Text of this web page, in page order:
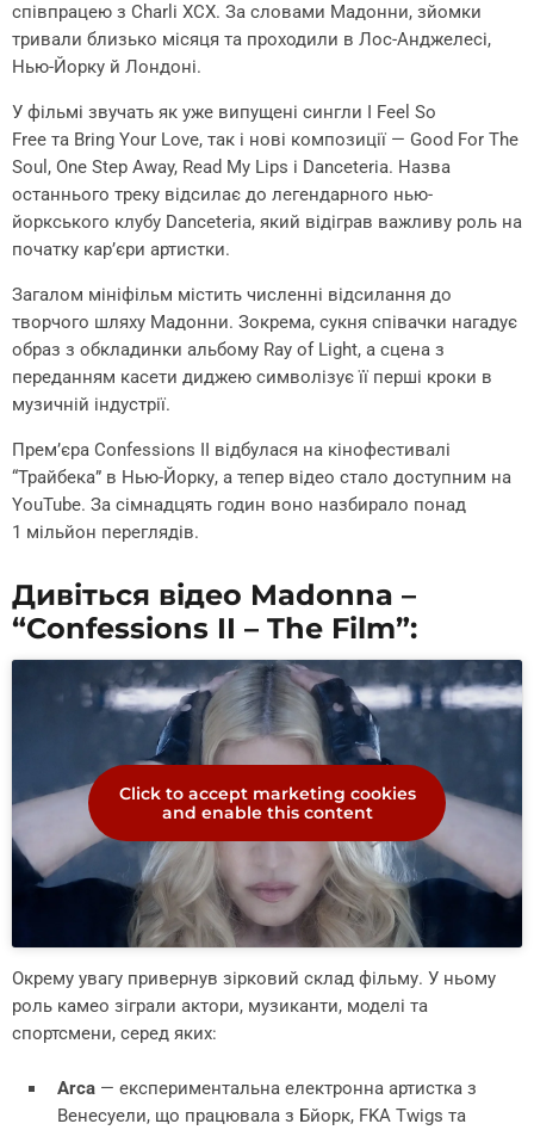
співпрацею з Charli XCX. За словами Мадонни, зйомки
тривали близько місяця та проходили в Лос-Анджелесі,
Нью-Йорку й Лондоні.
У фільмі звучать як уже випущені сингли I Feel So
Free та Bring Your Love, так і нові композиції — Good For The
Soul, One Step Away, Read My Lips і Danceteria. Назва
останнього треку відсилає до легендарного нью-
йоркського клубу Danceteria, який відіграв важливу роль на
початку кар’єри артистки.
Загалом мініфільм містить численні відсилання до
творчого шляху Мадонни. Зокрема, сукня співачки нагадує
образ з обкладинки альбому Ray of Light, а сцена з
переданням касети диджею символізує її перші кроки в
музичній індустрії.
Прем’єра Confessions II відбулася на кінофестивалі
“Трайбека” в Нью-Йорку, а тепер відео стало доступним на
YouTube. За сімнадцять годин воно назбирало понад
1 мільйон переглядів.
Дивіться відео Madonna –
“Confessions II – The Film”:
Click to accept marketing cookies
and enable this content
Окрему увагу привернув зірковий склад фільму. У ньому
роль камео зіграли актори, музиканти, моделі та
спортсмени, серед яких:
Arca — експериментальна електронна артистка з
Венесуели, що працювала з Бйорк, FKA Twigs та